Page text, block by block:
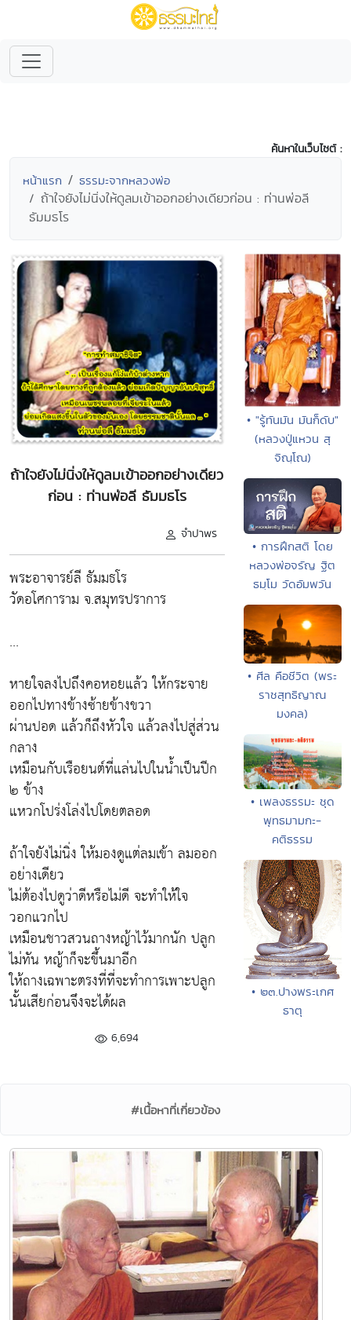
ค้นหาในเว็บไซต์ :
หน้าแรก ธรรมะจากหลวงพ่อ
ถ้าใจยังไม่นิ่งให้ดูลมเข้าออกอย่างเดียวก่อน : ท่านพ่อลี
ธัมมธโร
ถ้าใจยังไม่นิ่งให้ดูลมเข้าออกอย่างเดียว
ก่อน : ท่านพ่อลี ธัมมธโร
จำปาพร
พระอาจารย์ลี ธัมมธโร
วัดอโศการาม จ.สมุทรปราการ
...
หายใจลงไปถึงคอหอยแล้ว ให้กระจาย
ออกไปทางข้างซ้ายข้างขวา
ผ่านปอด แล้วก็ถึงหัวใจ แล้วลงไปสู่ส่วน
กลาง
เหมือนกับเรือยนต์ที่แล่นไปในน้ำเป็นปีก
๒ ข้าง
แหวกโปร่งโล่งไปโดยตลอด
ถ้าใจยังไม่นิ่ง ให้มองดูแต่ลมเข้า ลมออก
อย่างเดียว
ไม่ต้องไปดูว่าดีหรือไม่ดี จะทำให้ใจ
วอกแวกไป
เหมือนชาวสวนถางหญ้าไว้มากนัก ปลูก
ไม่ทัน หญ้าก็จะขึ้นมาอีก
ให้ถางเฉพาะตรงที่ที่จะทำการเพาะปลูก
นั้นเสียก่อนจึงจะได้ผล
6,694
• "รู้ทันมัน มันก็ดับ"
(หลวงปู่แหวน สุ
จิณฺโณ)
• การฝึกสติ โดย
หลวงพ่อจรัญ ฐิต
ธมฺโม วัดอัมพวัน
• ศีล คือชีวิต (พระ
ราชสุทธิญาณ
มงคล)
• เพลงธรรมะ ชุด
พุทธมามกะ-
คติธรรม
• ๒๓.ปางพระเกศ
ธาตุ
#เนื้อหาที่เกี่ยวข้อง